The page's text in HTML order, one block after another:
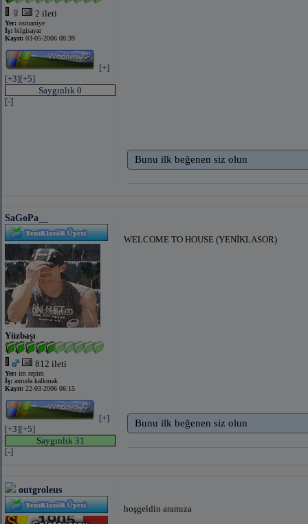
2 ileti
Yer: osmaniye
İş: bilgisayar
Kayıt: 03-05-2006 08:39
[+]
[+3][+5]
Saygınlık 0
[-]
Bunu ilk beğenen siz olun
SaGoPa__
Yüzbaşı
812 ileti
Yer: im repim
İş: amuda kalkmak
Kayıt: 22-03-2006 06:15
[+]
[+3][+5]
Saygınlık 31
[-]
WELCOME TO HOUSE (YENİKLASOR)
Bunu ilk beğenen siz olun
outgroleus
hoşgeldin aramıza